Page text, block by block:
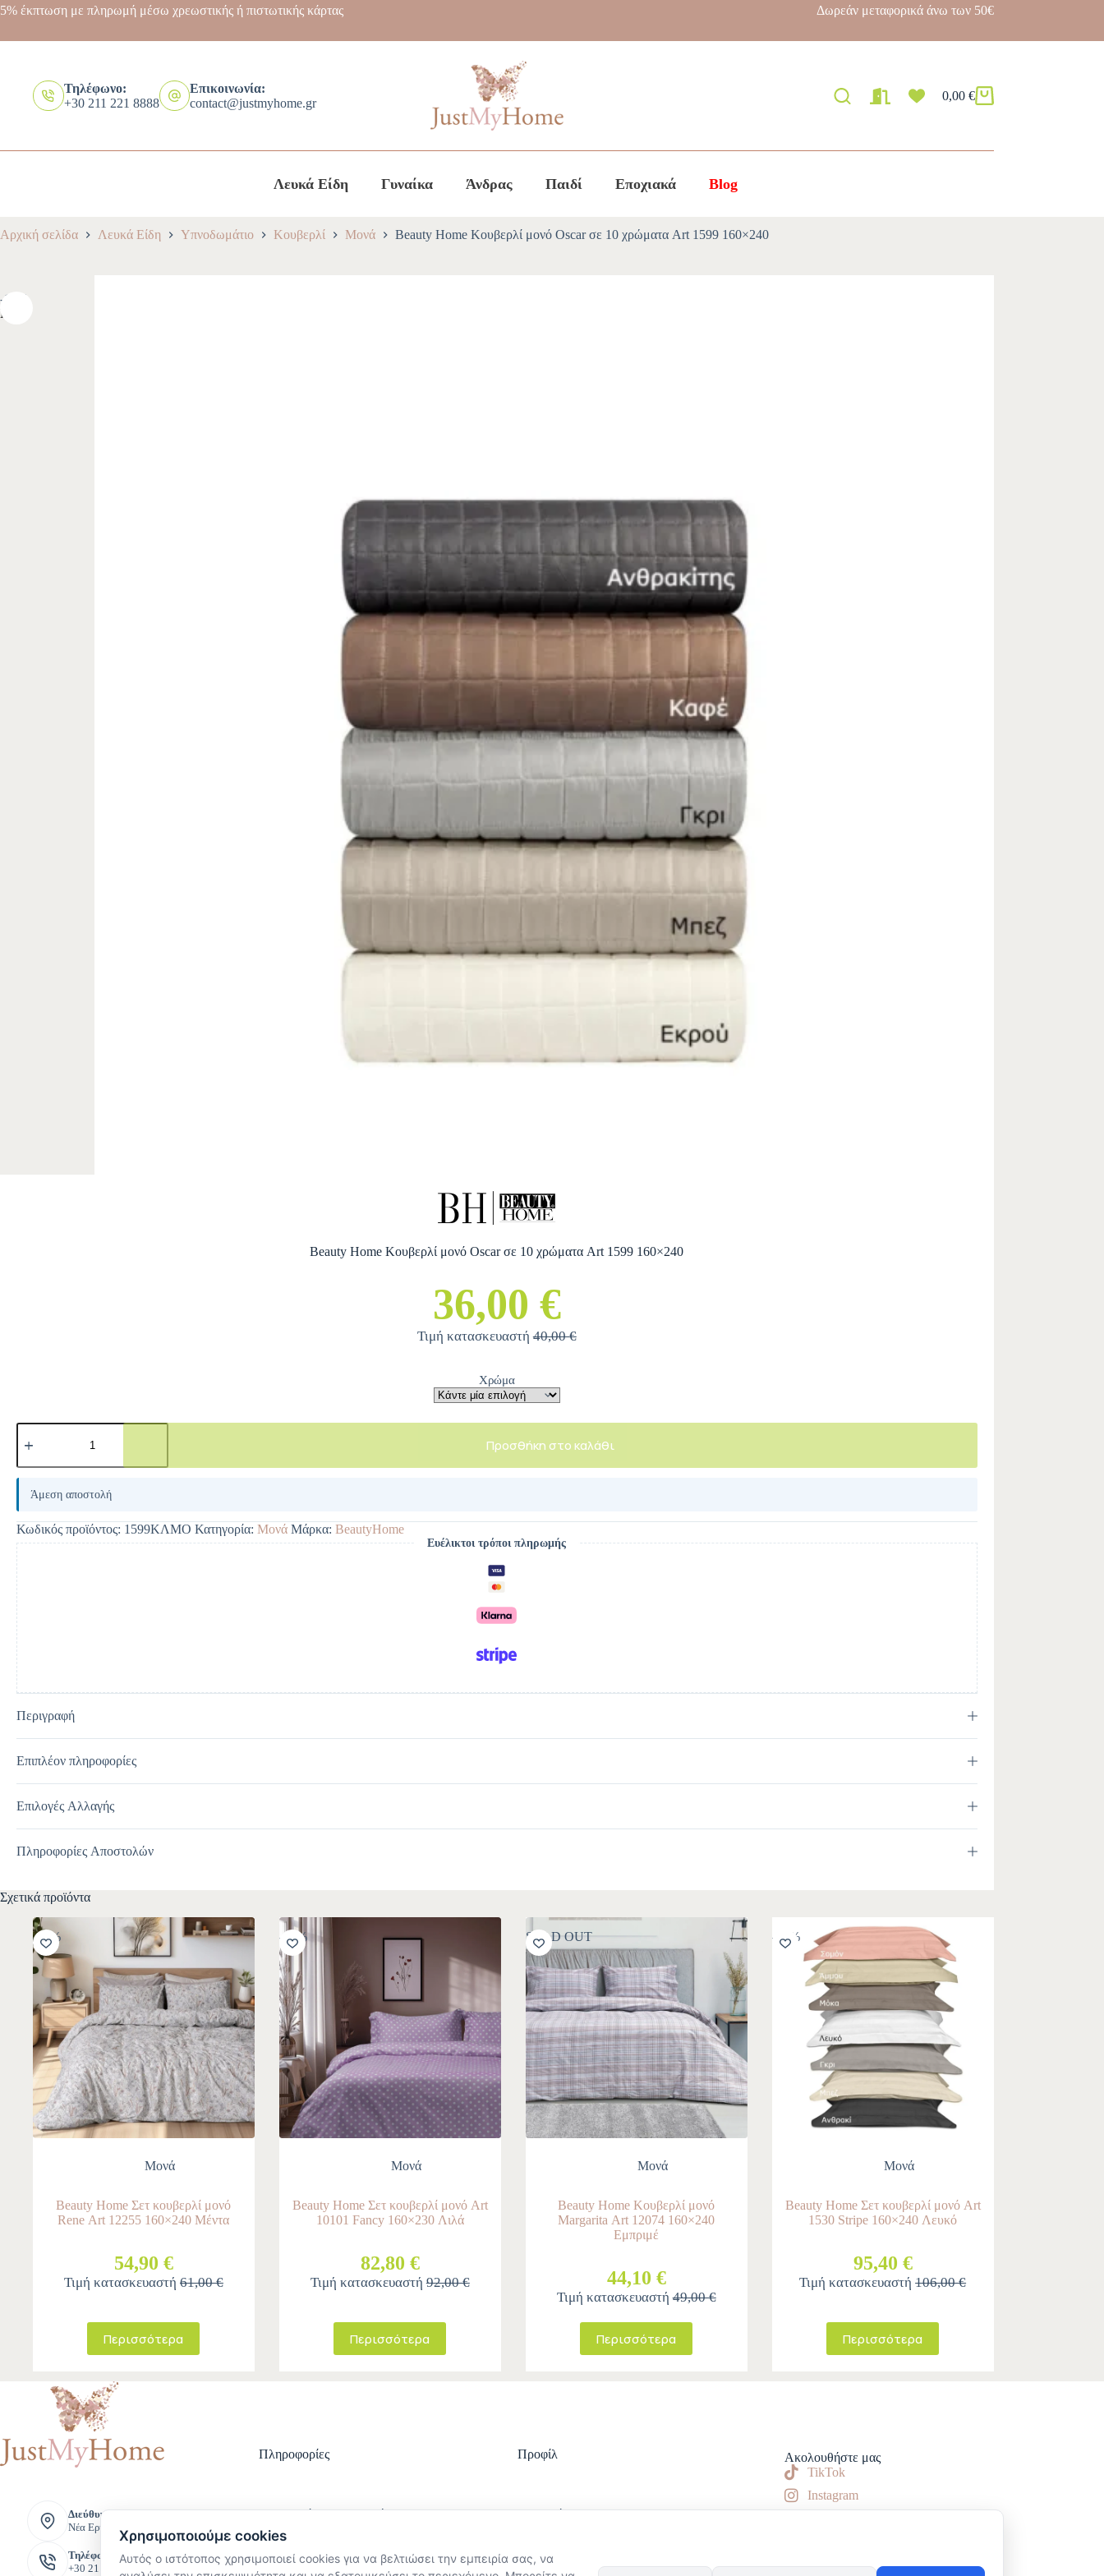
5% έκπτωση με πληρωμή μέσω χρεωστικής ή πιστωτικής κάρτας Δωρεάν μεταφορικά άνω των 50€
Τηλέφωνο:
+30 211 221 8888
Επικοινωνία:
contact@justmyhome.gr
0,00 €
Λευκά Είδη Γυναίκα Άνδρας Παιδί Εποχιακά Blog
Αρχική σελίδα Λευκά Είδη Υπνοδωμάτιο Κουβερλί Mονά Beauty Home Κουβερλί μονό Oscar σε 10 χρώματα Art 1599 160×240
-10%
NEW
Beauty Home Κουβερλί μονό Oscar σε 10 χρώματα Art 1599 160×240
36,00 €
Τιμή κατασκευαστή40,00 €
Χρώμα
Προσθήκη στο καλάθι
A
e
r
n
a
t
i
v
e
:
Άμεση αποστολή
Κωδικός προϊόντος: 1599ΚΛΜΟ Κατηγορία: Mονά Μάρκα: BeautyHome
Ευέλικτοι τρόποι πληρωμής
Περιγραφή
Επιπλέον πληροφορίες
Επιλογές Αλλαγής
Πληροφορίες Αποστολών
Σχετικά προϊόντα
-10%
Mονά
Beauty Home Σετ κουβερλί μονό
Rene Αrt 12255 160×240 Μέντα
54,90 €
Τιμή κατασκευαστή 61,00 €
Περισσότερα
-10%
Mονά
Beauty Home Σετ κουβερλί μονό Art
10101 Fancy 160×230 Λιλά
82,80 €
Τιμή κατασκευαστή92,00 €
Περισσότερα
SOLD OUT
Mονά
Beauty Home Κουβερλί μονό
Margarita Αrt 12074 160×240
Εμπριμέ
44,10 €
Τιμή κατασκευαστή49,00 €
Περισσότερα
-10%
Mονά
Beauty Home Σετ κουβερλί μονό Art
1530 Stripe 160×240 Λευκό
95,40 €
Τιμή κατασκευαστή106,00 €
Περισσότερα
Διεύθυνση:
Νέα Ερυθραία, Ελλάδα
Τηλέφωνο:
+30 211 221 8888
Πληροφορίες
Τρόποι Πληρωμής
Όροι και Προϋποθέσεις χρήσης
Προφίλ
Είσοδος
Εξέλιξη παραγγελίας
Ακολουθήστε μας
TikTok
Instagram
Χρησιμοποιούμε cookies
Αυτός ο ιστότοπος χρησιμοποιεί cookies για να βελτιώσει την εμπειρία σας, να